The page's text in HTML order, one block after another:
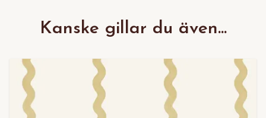
Kanske gillar du även...